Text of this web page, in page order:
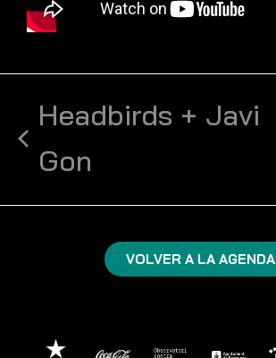
Headbirds + Javi
Gon
VOLVER A LA AGENDA